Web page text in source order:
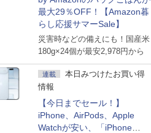
最大29％OFF！【Amazon暮
らし応援サマーSale】
災害時などの備えにも！国産米
180g×24個が最安2,978円から
連載
本日みつけたお買い得
情報
【今日までセール！】
iPhone、AirPods、Apple
Watchが安い、「iPhone